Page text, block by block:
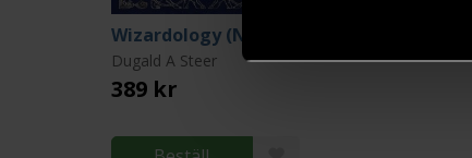
Dugald A Steer
389 kr